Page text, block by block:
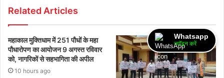
Related Articles
महाकाल मुक्तिधाम में 251 पौधों के महा
पौधारोपण का आयोजन 9 अगस्त रविवार
को, नागरिकों से सहभागिता की अपील
10 hours ago
Whatsapp
ज्वॉइन करें